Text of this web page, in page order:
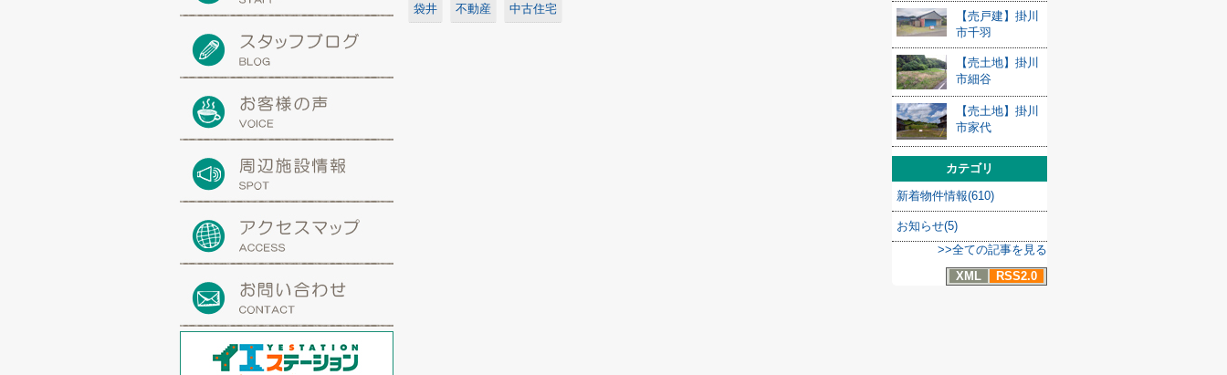
袋井 不動産 中古住宅
【売戸建】掛川
市千羽
【売土地】掛川
市細谷
【売土地】掛川
市家代
カテゴリ
新着物件情報(610)
お知らせ(5)
>>全ての記事を見る
XML
RSS2.0